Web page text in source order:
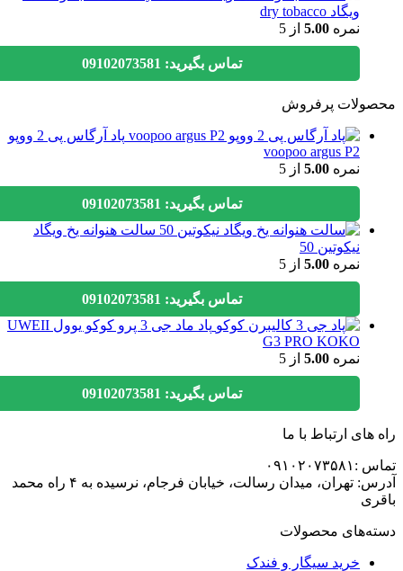
ویگاد dry tobacco
نمره5.00 از 5
تماس بگیرید: 09102073581
پرفروش
پاد آرگاس پی 2 ووپو
voopoo argus P2
نمره5.00 از 5
تماس بگیرید: 09102073581
سالت هنوانه یخ ویگاد
نیکوتین 50
نمره5.00 از 5
تماس بگیرید: 09102073581
پاد ماد جی 3 پرو کوکو یوول UWEII
G3 PRO KOKO
نمره5.00 از 5
تماس بگیرید: 09102073581
ارتباط با ما
آدرس: تهران، میدان رسالت، خیابان فرجام، نرسیده به ۴ راه محمد
محصولات
خرید سیگار و فندک